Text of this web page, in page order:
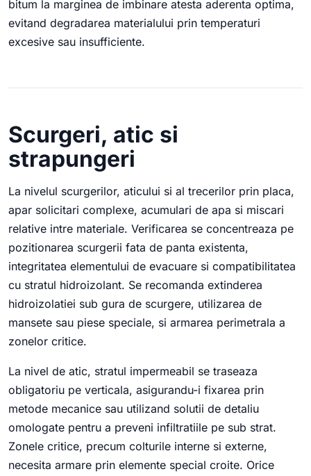
bitum la marginea de imbinare atesta aderenta optima,
evitand degradarea materialului prin temperaturi
excesive sau insufficiente.
Scurgeri, atic si
strapungeri
La nivelul scurgerilor, aticului si al trecerilor prin placa,
apar solicitari complexe, acumulari de apa si miscari
relative intre materiale. Verificarea se concentreaza pe
pozitionarea scurgerii fata de panta existenta,
integritatea elementului de evacuare si compatibilitatea
cu stratul hidroizolant. Se recomanda extinderea
hidroizolatiei sub gura de scurgere, utilizarea de
mansete sau piese speciale, si armarea perimetrala a
zonelor critice.
La nivel de atic, stratul impermeabil se traseaza
obligatoriu pe verticala, asigurandu-i fixarea prin
metode mecanice sau utilizand solutii de detaliu
omologate pentru a preveni infiltratiile pe sub strat.
Zonele critice, precum colturile interne si externe,
necesita armare prin elemente special croite. Orice